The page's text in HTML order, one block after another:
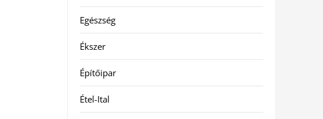
Egészség
Ékszer
Építőipar
Étel-Ital